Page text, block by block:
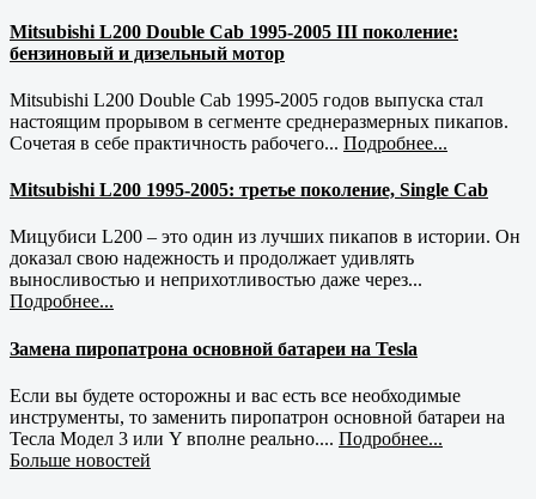
Mitsubishi L200 Double Cab 1995-2005 III поколение:
бензиновый и дизельный мотор
Mitsubishi L200 Double Cab 1995-2005 годов выпуска стал
настоящим прорывом в сегменте среднеразмерных пикапов.
Сочетая в себе практичность рабочего... Подробнее...
Mitsubishi L200 1995-2005: третье поколение, Single Cab
Мицубиси L200 – это один из лучших пикапов в истории. Он
доказал свою надежность и продолжает удивлять
выносливостью и неприхотливостью даже через...
Подробнее...
Замена пиропатрона основной батареи на Tesla
Если вы будете осторожны и вас есть все необходимые
инструменты, то заменить пиропатрон основной батареи на
Тесла Модел 3 или Y вполне реально.... Подробнее...
Больше новостей